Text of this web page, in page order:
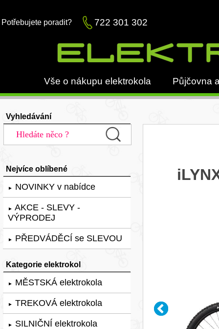
Potřebujete poradit? 722 301 302
Vše o nákupu elektrokola Půjčovna
Vyhledávání
Nejvíce oblíbené
► NOVINKY v nabídce
► AKCE - SLEVY -
VÝPRODEJ
► PŘEDVÁDĚCÍ se SLEVOU
Kategorie elektrokol
► MĚSTSKÁ elektrokola
► TREKOVÁ elektrokola
► SILNIČNÍ elektrokola